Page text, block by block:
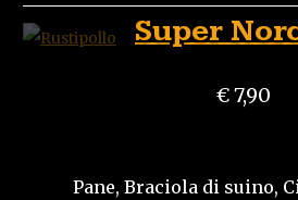
Super
€ 7,90
Pane, Braciola di suino,